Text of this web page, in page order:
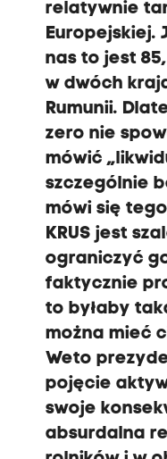
relatywnie
Europejskiej.
nas to jest
w dwóch
Rumunii.
zero nie
mówić
szczególnie
mówi się
KRUS jest
ograniczyć
faktycznie
to byłaby
można mieć
Weto
pojęcie
swoje
absurdalna